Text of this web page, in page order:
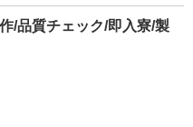
/品質チェック/即入寮/製